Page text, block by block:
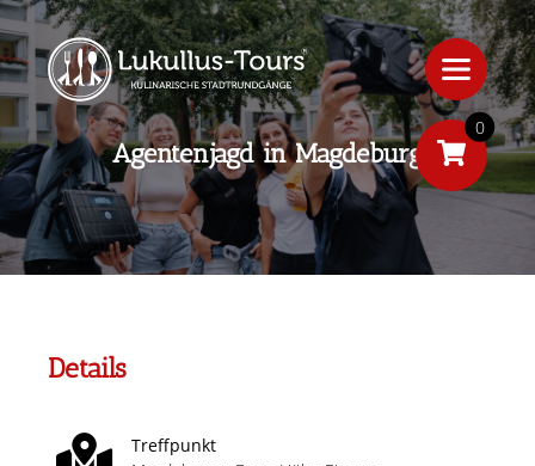
Agentenjagd in Magdeburg
Details
Treffpunkt
0